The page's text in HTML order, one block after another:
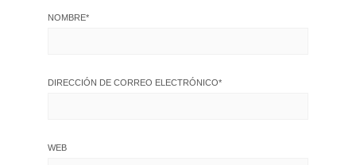
NOMBRE*
DIRECCIÓN DE CORREO ELECTRÓNICO*
WEB